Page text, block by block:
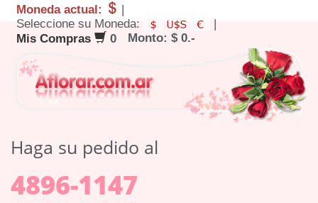
Moneda actual:
|
Seleccione su Moneda:
|
Mis Compras
0 Monto: $ 0.-
Haga su pedido al
4896-1147